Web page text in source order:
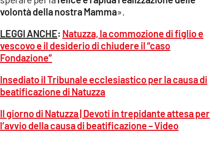
volontà della nostra Mamma».
LEGGI ANCHE: Natuzza, la commozione di figlio e
vescovo e il desiderio di chiudere il “caso
Fondazione”
Insediato il Tribunale ecclesiastico per la causa di
beatificazione di Natuzza
Il giorno di Natuzza | Devoti in trepidante attesa per
l’avvio della causa di beatificazione – Video